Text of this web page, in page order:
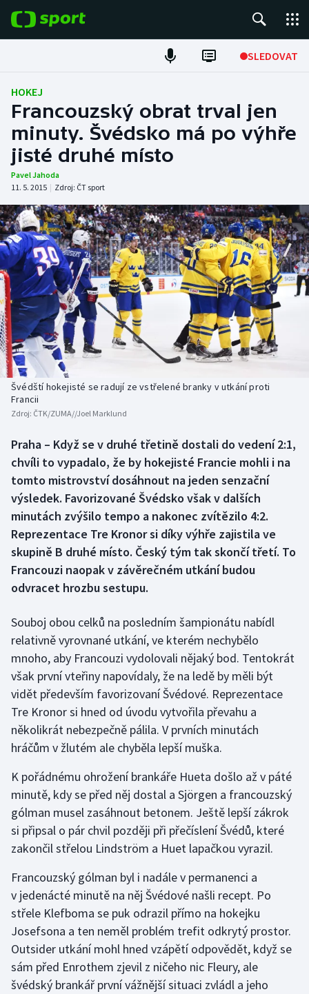
SLEDOVAT
Fotbal
Hokej
Tenis
Atletika
Cyklistika
DALŠÍ SPORTY
Americký fotbal
Baseball a softbal
Basketbal
Biatlon
Boby a skeleton
Box
Curling
Dostihy
Florbal
Futsal
Golf
Gymnastika
Házená
Jezdectví
Judo
Krasobruslení
Lezení
Lyže a snowboard
Moderní pětiboj
Motorsport
Olympijské hry
Parasport
NEPŘEHLÉDNĚTE
Soutěže
Historické návraty
Aplikace ČT sport
AZ kvíz
HOKEJ
Francouzský obrat trval jen
minuty. Švédsko má po výhře
jisté druhé místo
Pavel Jahoda
11. 5. 2015 | Zdroj: ČT sport
Švédští hokejisté se radují ze vstřelené branky v utkání proti
Francii
Zdroj: ČTK/ZUMA//Joel Marklund
Praha – Když se v druhé třetině dostali do vedení 2:1,
chvíli to vypadalo, že by hokejisté Francie mohli i na
tomto mistrovství dosáhnout na jeden senzační
výsledek. Favorizované Švédsko však v dalších
minutách zvýšilo tempo a nakonec zvítězilo 4:2.
Reprezentace Tre Kronor si díky výhře zajistila ve
skupině B druhé místo. Český tým tak skončí třetí. To
Francouzi naopak v závěrečném utkání budou
odvracet hrozbu sestupu.
Souboj obou celků na posledním šampionátu nabídl
relativně vyrovnané utkání, ve kterém nechybělo
mnoho, aby Francouzi vydolovali nějaký bod. Tentokrát
však první vteřiny napovídaly, že na ledě by měli být
vidět především favorizovaní Švédové. Reprezentace
Tre Kronor si hned od úvodu vytvořila převahu a
několikrát nebezpečně pálila. V prvních minutách
hráčům v žlutém ale chyběla lepší muška.
K pořádnému ohrožení brankáře Hueta došlo až v páté
minutě, kdy se před něj dostal a Sjörgen a francouzský
gólman musel zasáhnout betonem. Ještě lepší zákrok
si připsal o pár chvil později při přečíslení Švédů, které
zakončil střelou Lindström a Huet lapačkou vyrazil.
Francouzský gólman byl i nadále v permanenci a
v jedenácté minutě na něj Švédové našli recept. Po
střele Klefboma se puk odrazil přímo na hokejku
Josefsona a ten neměl problém trefit odkrytý prostor.
Outsider utkání mohl hned vzápětí odpovědět, když se
sám před Enrothem zjevil z ničeho nic Fleury, ale
švédský brankář první vážnější situaci zvládl a jeho